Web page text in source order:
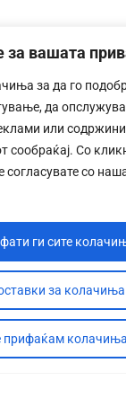
вашата
за да го
да
или содржини
сообраќај. Со
согласувате со
за колачиња
прифаќам колачиња
ги сите